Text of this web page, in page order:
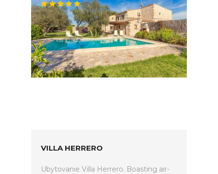
VILLA HERRERO
Ubytovanie Villa Herrero. Boasting air-